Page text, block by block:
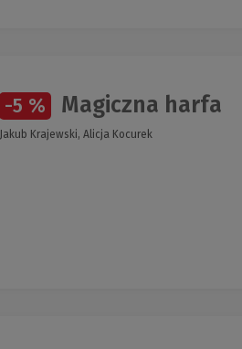
-5 % Magiczna harfa
Jakub Krajewski, Alicja Kocurek